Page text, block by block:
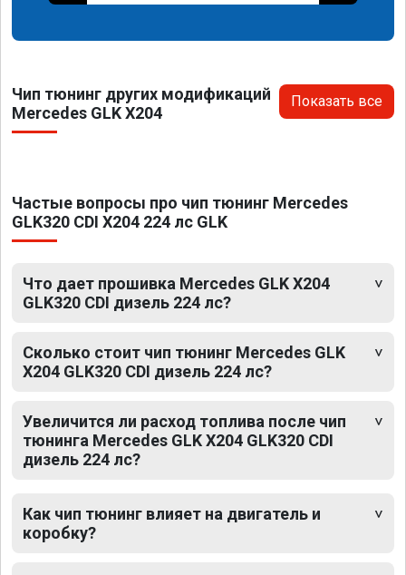
Чип тюнинг других модификаций
Mercedes GLK X204
Показать все
Частые вопросы про чип тюнинг Mercedes
GLK320 CDI X204 224 лс GLK
Что дает прошивка Mercedes GLK X204
GLK320 CDI дизель 224 лс?
Сколько стоит чип тюнинг Mercedes GLK
X204 GLK320 CDI дизель 224 лс?
Увеличится ли расход топлива после чип
тюнинга Mercedes GLK X204 GLK320 CDI
дизель 224 лс?
Как чип тюнинг влияет на двигатель и
коробку?